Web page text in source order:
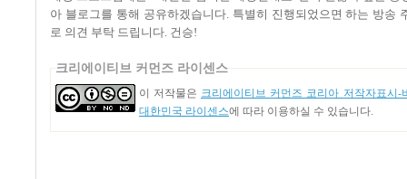
아 블로그를 통해 공유하겠습니다. 특별히 진행되었으면 하는 방송
로 의견 부탁 드립니다 건승!
크리에이티브 커먼즈 라이센스
이 저작물은 크리에이티브 커먼즈 코리아 저작자표시-
대한민국 라이센스에 따라 이용하실 수 있습니다.